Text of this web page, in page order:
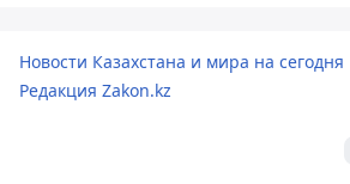
Новости Казахстана и мира на сегодня
Редакция Zakon.kz